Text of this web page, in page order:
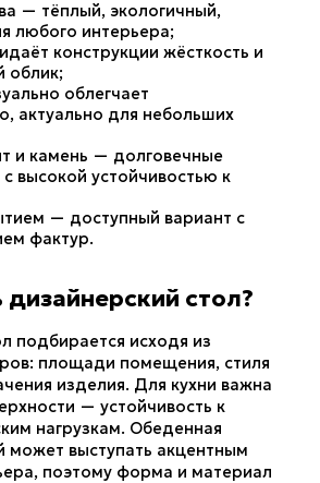
— тёплый, экологичный,
любого интерьера;
конструкции жёсткость и
облик;
облегчает
актуально для небольших
и камень — долговечные
высокой устойчивостью к
— доступный вариант с
фактур.
стол?
подбирается исходя из
площади помещения, стиля
изделия. Для кухни важна
— устойчивость к
нагрузкам. Обеденная
может выступать акцентным
поэтому форма и материал